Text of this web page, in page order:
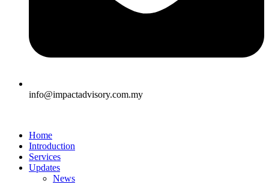
info@impactadvisory.com.my
Home
Introduction
Services
Updates
News